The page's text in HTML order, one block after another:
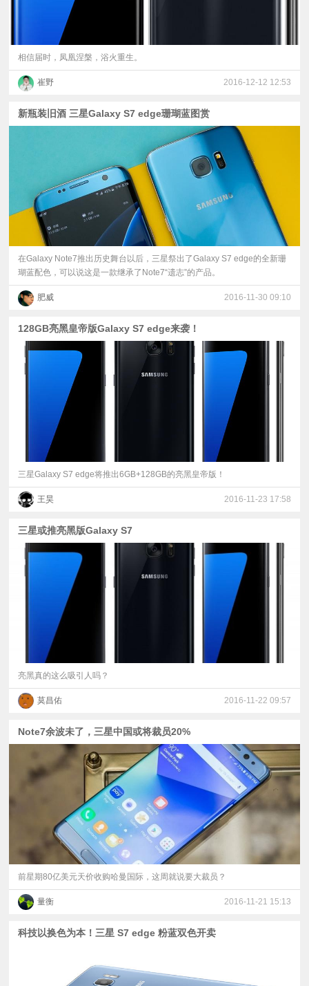
相信届时，凤凰涅槃，浴火重生。
崔野 2016-12-12 12:53
新瓶装旧酒 三星Galaxy S7 edge珊瑚蓝图赏
在Galaxy Note7推出历史舞台以后，三星祭出了Galaxy S7 edge的全新珊
瑚蓝配色，可以说这是一款继承了Note7“遗志”的产品。
肥威 2016-11-30 09:10
128GB亮黑皇帝版Galaxy S7 edge来袭！
三星Galaxy S7 edge将推出6GB+128GB的亮黑皇帝版！
王昊 2016-11-23 17:58
三星或推亮黑版Galaxy S7
亮黑真的这么吸引人吗？
莫昌佑 2016-11-22 09:57
Note7余波未了，三星中国或将裁员20%
前星期80亿美元天价收购哈曼国际，这周就说要大裁员？
量衡 2016-11-21 15:13
科技以换色为本！三星 S7 edge 粉蓝双色开卖